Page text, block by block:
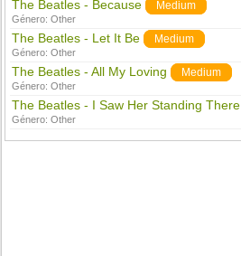
The Beatles - Because Medium
Género:Other
The Beatles - Let It Be Medium
Género:Other
The Beatles - All My Loving Medium
Género:Other
The Beatles - I Saw Her Standing There
Género:Other